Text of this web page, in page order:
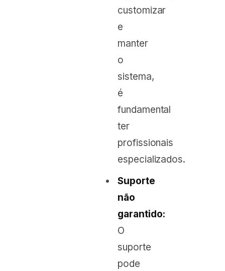
customizar
e
manter
o
sistema,
é
fundamental
ter
profissionais
especializados.
Suporte
não
garantido:
O
suporte
pode